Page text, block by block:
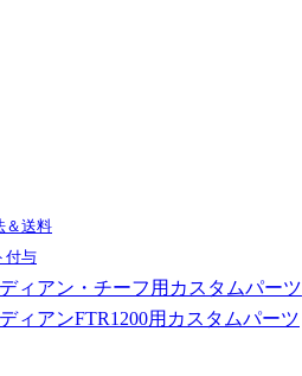
＆送料
付与
ィアン・チーフ用カスタムパーツ
ィアンFTR1200用カスタムパーツ